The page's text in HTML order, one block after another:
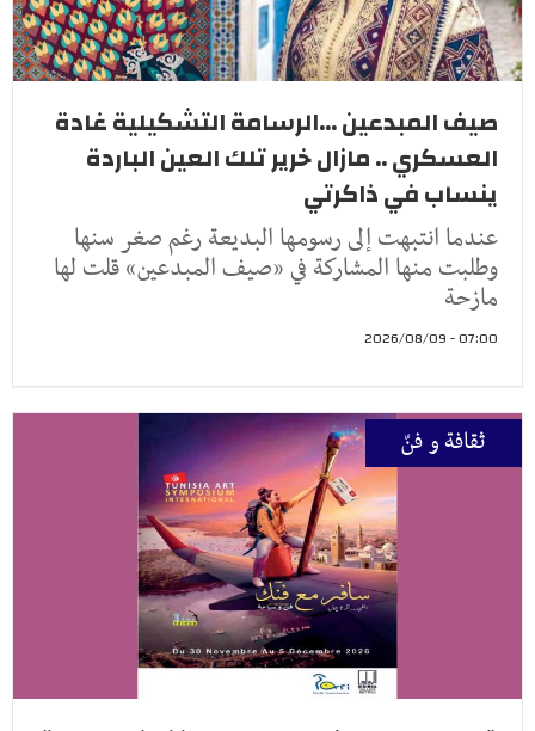
صيف المبدعين ...الرسامة التشكيلية غادة
العسكري .. مازال خرير تلك العين الباردة
ينساب في ذاكرتي
عندما انتبهت إلى رسومها البديعة رغم صغر سنها
وطلبت منها المشاركة في «صيف المبدعين» قلت لها
مازحة
07:00 - 2026/08/09
ثقافة و فنّ